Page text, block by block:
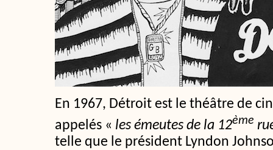
En 1967, Détroit est le théâtre de
appelés « les émeutes de la 12ème
telle que le président Lyndon